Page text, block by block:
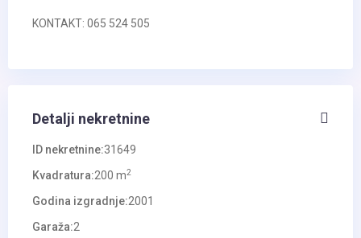
KONTAKT: 065 524 505
Detalji nekretnine
ID nekretnine:31649
Kvadratura:200 m2
Godina izgradnje:2001
Garaža:2